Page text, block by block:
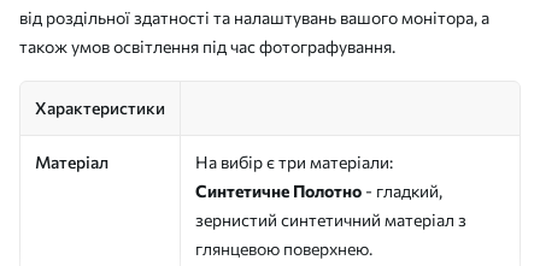
від роздільної здатності та налаштувань вашого монітора, а
також умов освітлення під час фотографування.
Характеристики
Матеріал
На вибір є три матеріали:
Синтетичне Полотно - гладкий,
зернистий синтетичний матеріал з
глянцевою поверхнею.